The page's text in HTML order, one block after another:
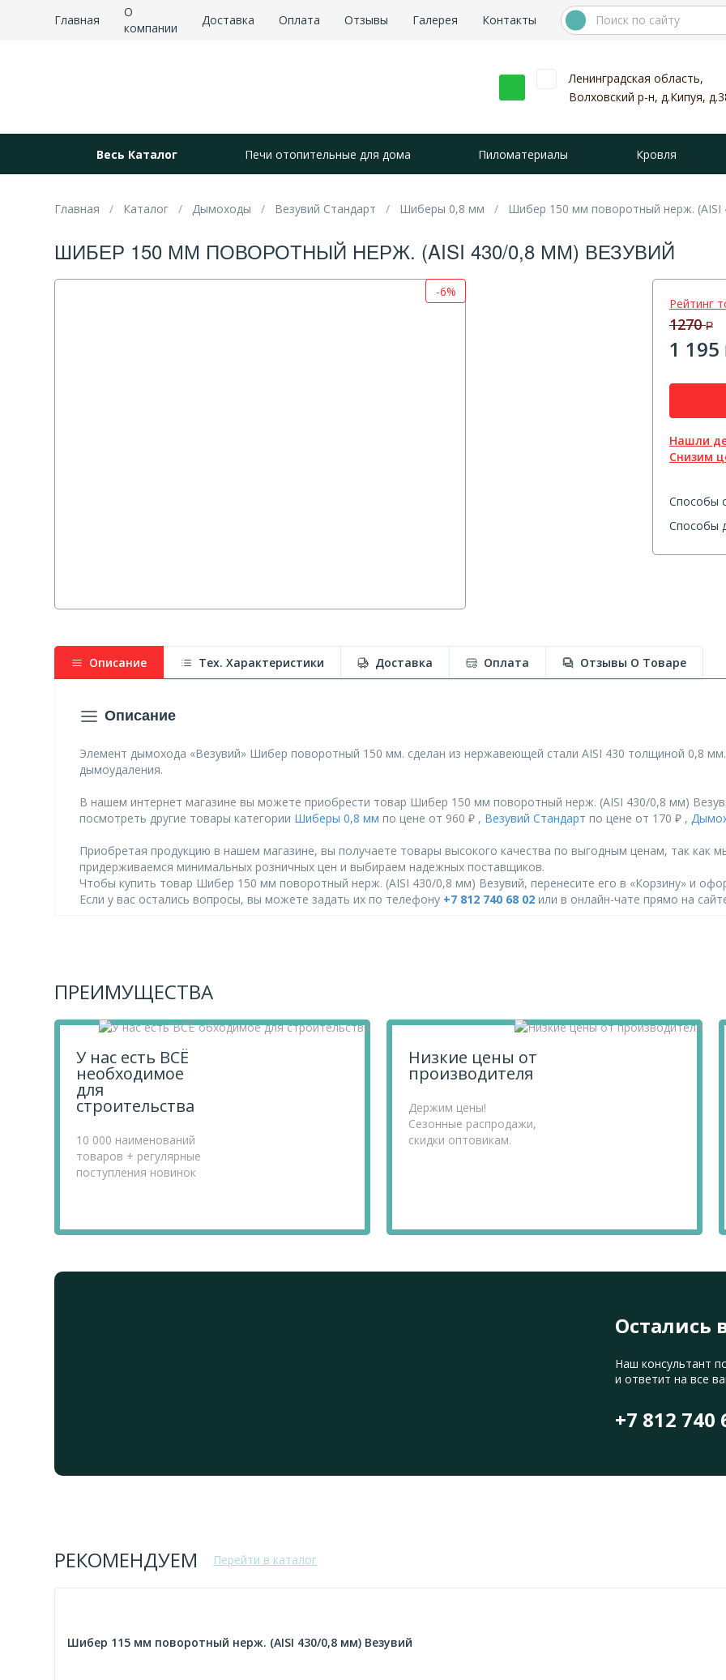
Главная
О
компании
Доставка Оплата Отзывы Галерея Контакты
Ленинградская область,
Волховский р-н, д.Кипуя,
Весь Каталог Печи отопительные для дома Пиломатериалы Кровля
Главная Каталог Дымоходы Везувий Стандарт Шиберы 0,8 мм Шибер 150 мм поворотный нерж. (AISI
ШИБЕР 150 ММ ПОВОРОТНЫЙ НЕРЖ. (AISI 430/0,8 ММ) ВЕЗУВИЙ
-6%
Рейтинг
1270Р
1 195
Нашли
Снизим
Способы
Способы
Описание
Описание
Элемент дымохода «Везувий» Шибер поворотный 150 мм. сделан из нержавеющей стали AISI 430 толщиной 0,8 мм.
дымоудаления.
В нашем интернет магазине вы можете приобрести товар Шибер 150 мм поворотный нерж. (AISI 430/0,8 мм)
посмотреть другие товары категории Шиберы 0,8 мм по цене от 960 ₽ , Везувий Стандарт по цене от 170 ₽ ,
Приобретая продукцию в нашем магазине, вы получаете товары высокого качества по выгодным ценам, так как
придерживаемся минимальных розничных цен и выбираем надежных поставщиков.
Чтобы купить товар Шибер 150 мм поворотный нерж. (AISI 430/0,8 мм) Везувий, перенесите его в «Корзину» и
Если у вас остались вопросы, вы можете задать их по телефону +7 812 740 68 02 или в онлайн-чате прямо на
Тех. Характеристики Доставка Оплата Отзывы О Товаре
ПРЕИМУЩЕСТВА
У нас есть ВСЁ
необходимое
для
строительства
10 000 наименований
товаров + регулярные
поступления новинок
Низкие цены от
производителя
Держим цены!
Сезонные распродажи,
скидки оптовикам.
Остались
Наш консультант
и ответит на все
+7 812 740
РЕКОМЕНДУЕМ Перейти в каталог
Шибер 115 мм поворотный нерж. (AISI 430/0,8 мм) Везувий